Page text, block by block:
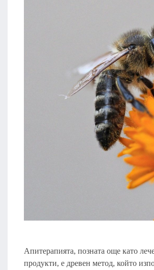
Апитерапията, позната още като
продукти, е древен метод, който